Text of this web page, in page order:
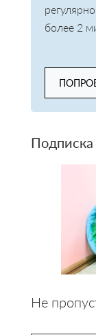
более 2
Подписка
Не